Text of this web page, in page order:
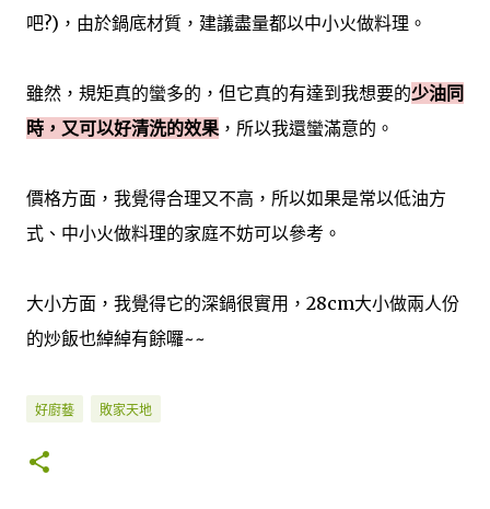
吧?)，由於鍋底材質，建議盡量都以中小火做料理。
雖然，規矩真的蠻多的，但它真的有達到我想要的少油同
時，又可以好清洗的效果，所以我還蠻滿意的。
價格方面，我覺得合理又不高，所以如果是常以低油方
式、中小火做料理的家庭不妨可以參考。
大小方面，我覺得它的深鍋很實用，28cm大小做兩人份
的炒飯也綽綽有餘囉~~
好廚藝 敗家天地